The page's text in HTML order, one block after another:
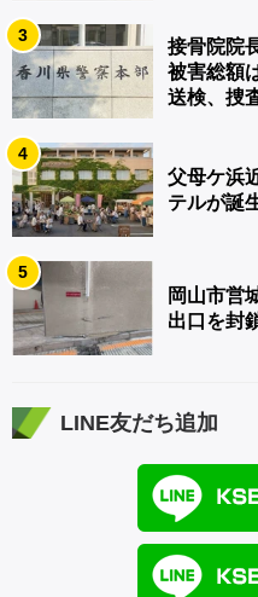
3
接骨院院
被害総額
送検、捜
4
父母ケ浜
テルが誕
5
岡山市営
出口を封
LINE友だち追加